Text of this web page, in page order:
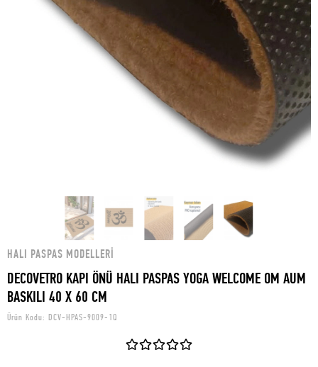
HALI PASPAS MODELLERI
DECOVETRO KAPI ÖNÜ HALI PASPAS YOGA WELCOME OM AUM
BASKILI 40 X 60 CM
Ürün Kodu: DCV-HPAS-9009-1Q